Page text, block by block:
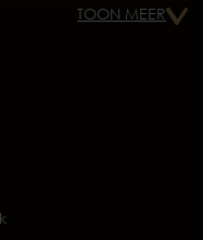
TOON MEER